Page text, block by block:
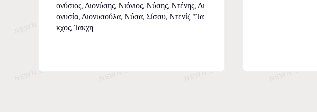
ονύσιος, Διονύσης, Νιόνιος, Νύσης, Ντένης, Δι
ονυσία, Διονυσούλα, Νύσα, Σίσσυ, Ντενίζ *Ία
κχος, Ίακχη